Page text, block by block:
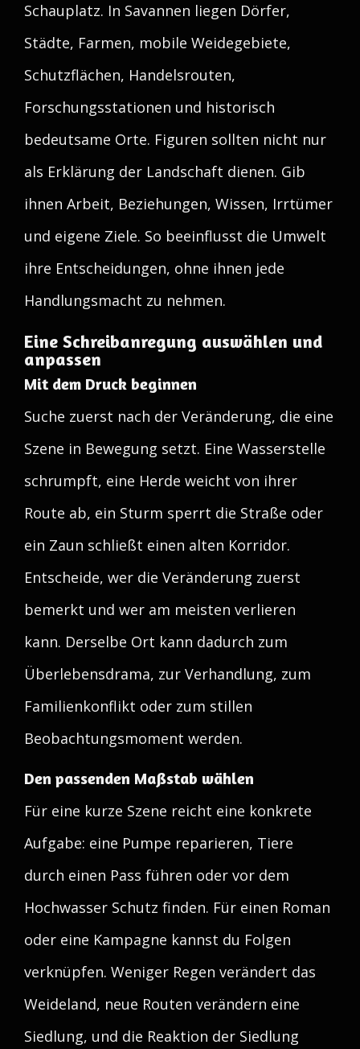
Schauplatz. In Savannen liegen Dörfer,
Städte, Farmen, mobile Weidegebiete,
Schutzflächen, Handelsrouten,
Forschungsstationen und historisch
bedeutsame Orte. Figuren sollten nicht nur
als Erklärung der Landschaft dienen. Gib
ihnen Arbeit, Beziehungen, Wissen, Irrtümer
und eigene Ziele. So beeinflusst die Umwelt
ihre Entscheidungen, ohne ihnen jede
Handlungsmacht zu nehmen.
Eine Schreibanregung auswählen und
anpassen
Mit dem Druck beginnen
Suche zuerst nach der Veränderung, die eine
Szene in Bewegung setzt. Eine Wasserstelle
schrumpft, eine Herde weicht von ihrer
Route ab, ein Sturm sperrt die Straße oder
ein Zaun schließt einen alten Korridor.
Entscheide, wer die Veränderung zuerst
bemerkt und wer am meisten verlieren
kann. Derselbe Ort kann dadurch zum
Überlebensdrama, zur Verhandlung, zum
Familienkonflikt oder zum stillen
Beobachtungsmoment werden.
Den passenden Maßstab wählen
Für eine kurze Szene reicht eine konkrete
Aufgabe: eine Pumpe reparieren, Tiere
durch einen Pass führen oder vor dem
Hochwasser Schutz finden. Für einen Roman
oder eine Kampagne kannst du Folgen
verknüpfen. Weniger Regen verändert das
Weideland, neue Routen verändern eine
Siedlung, und die Reaktion der Siedlung